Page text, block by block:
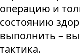
операцию и
состоянию
выполнить –
тактика.